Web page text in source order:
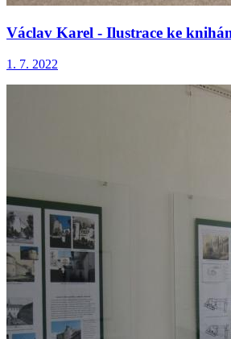
Václav Karel - Ilustrace ke
1. 7. 2022